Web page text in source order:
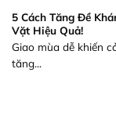
5 Cách Tăng Đề
Vặt Hiệu Quả!
Giao mùa dễ khiến
tăng...